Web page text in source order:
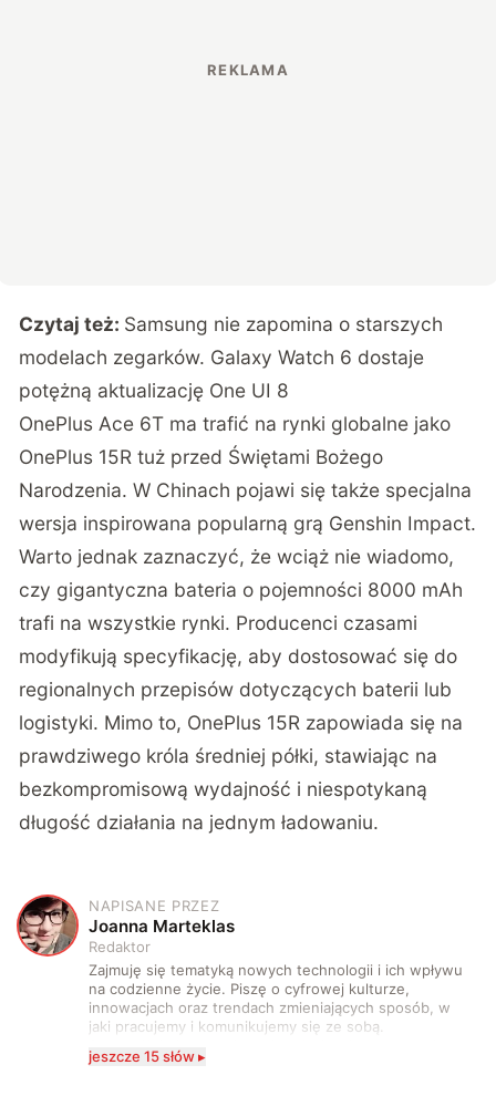
Czytaj też: Samsung nie zapomina o starszych
modelach zegarków. Galaxy Watch 6 dostaje
potężną aktualizację One UI 8
OnePlus Ace 6T ma trafić na rynki globalne jako
OnePlus 15R tuż przed Świętami Bożego
Narodzenia. W Chinach pojawi się także specjalna
wersja inspirowana popularną grą Genshin Impact.
Warto jednak zaznaczyć, że wciąż nie wiadomo,
czy gigantyczna bateria o pojemności 8000 mAh
trafi na wszystkie rynki. Producenci czasami
modyfikują specyfikację, aby dostosować się do
regionalnych przepisów dotyczących baterii lub
logistyki. Mimo to, OnePlus 15R zapowiada się na
prawdziwego króla średniej półki, stawiając na
bezkompromisową wydajność i niespotykaną
długość działania na jednym ładowaniu.
J
NAPISANE PRZEZ
Joanna Marteklas
Redaktor
Zajmuję się tematyką nowych technologii i ich wpływu
na codzienne życie. Piszę o cyfrowej kulturze,
innowacjach oraz trendach zmieniających sposób, w
jaki pracujemy i komunikujemy się ze sobą.
technologii a współczesną popkulturą. W wolnych
jeszcze 15 słów ▸